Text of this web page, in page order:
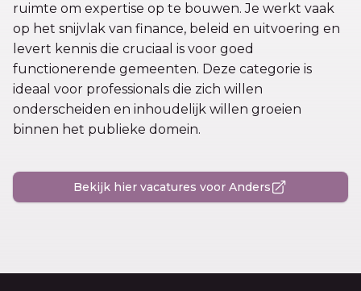
ruimte om expertise op te bouwen. Je werkt vaak
op het snijvlak van finance, beleid en uitvoering en
levert kennis die cruciaal is voor goed
functionerende gemeenten. Deze categorie is
ideaal voor professionals die zich willen
onderscheiden en inhoudelijk willen groeien
binnen het publieke domein.
Bekijk hier vacatures voor Anders